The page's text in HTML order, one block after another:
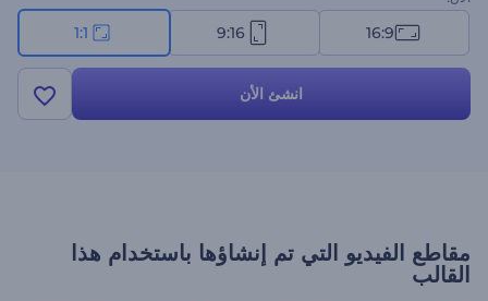
16:9
9:16
1:1
انشئ الأن
مقاطع الفيديو التي تم إنشاؤها باستخدام هذا
القالب